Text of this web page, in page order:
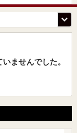
ませんでした。